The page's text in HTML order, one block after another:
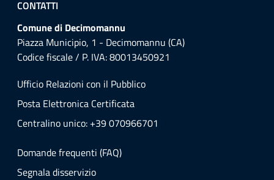
CONTATTI
Comune di Decimomannu
Piazza Municipio, 1 - Decimomannu (CA)
Codice fiscale / P. IVA: 80013450921
Ufficio Relazioni con il Pubblico
Posta Elettronica Certificata
Centralino unico: +39 070966701
Domande frequenti (FAQ)
Segnala disservizio